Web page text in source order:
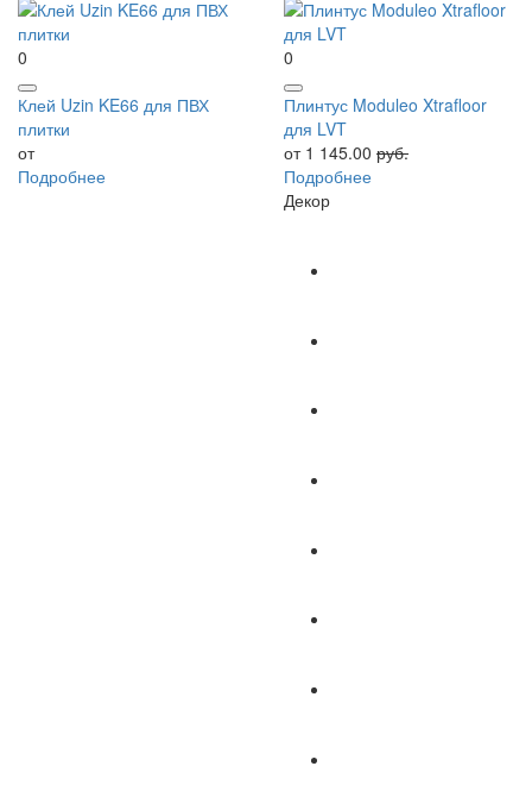
0
Клей Uzin KE66 для ПВХ
плитки
от
Подробнее
0
Плинтус Moduleo Xtrafloor
для LVT
от 1 145.00 руб.
Подробнее
Декор